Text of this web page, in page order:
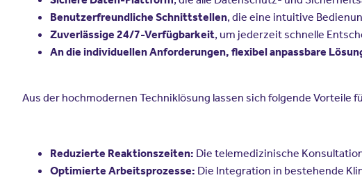
Benutzerfreundliche Schnittstellen, die eine intuitive
Zuverlässige 24/7-Verfügbarkeit, um jederzeit schnelle
An die individuellen Anforderungen, flexibel anpassbare
Aus der hochmodernen Techniklösung lassen sich folgende Vorteile
Reduzierte Reaktionszeiten: Die telemedizinische
Optimierte Arbeitsprozesse: Die Integration in bestehende